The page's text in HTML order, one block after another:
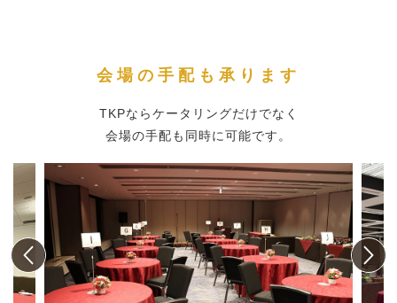
会場の手配も承ります
TKPならケータリングだけでなく
会場の手配も同時に可能です。